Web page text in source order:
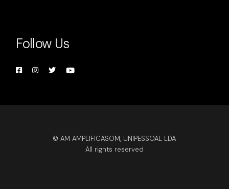
Follow Us
© AM AMPLIFICASOM, UNIPESSOAL LDA
All rights reserved